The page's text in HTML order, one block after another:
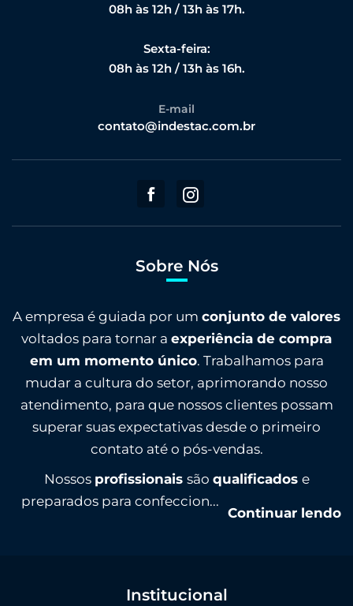
08h às 12h / 13h às 17h.
Sexta-feira:
08h às 12h / 13h às 16h.
E-mail
contato@indestac.com.br
Sobre Nós
A empresa é guiada por um conjunto de valores
voltados para tornar a experiência de compra
em um momento único. Trabalhamos para
mudar a cultura do setor, aprimorando nosso
atendimento, para que nossos clientes possam
superar suas expectativas desde o primeiro
contato até o pós-vendas.
Nossos profissionais são qualificados e
preparados para confeccion...
Continuar lendo
Institucional